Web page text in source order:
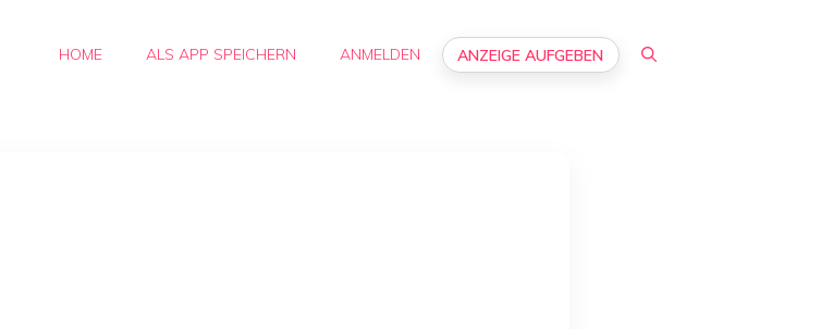
HOME ALS APP SPEICHERN ANMELDEN ANZEIGE AUFGEBEN